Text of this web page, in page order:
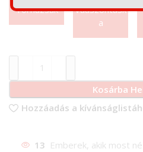
Tornazsák
Váaszontásk
a
Kosárba
Hozzáadás a
13 Emberek, akik most